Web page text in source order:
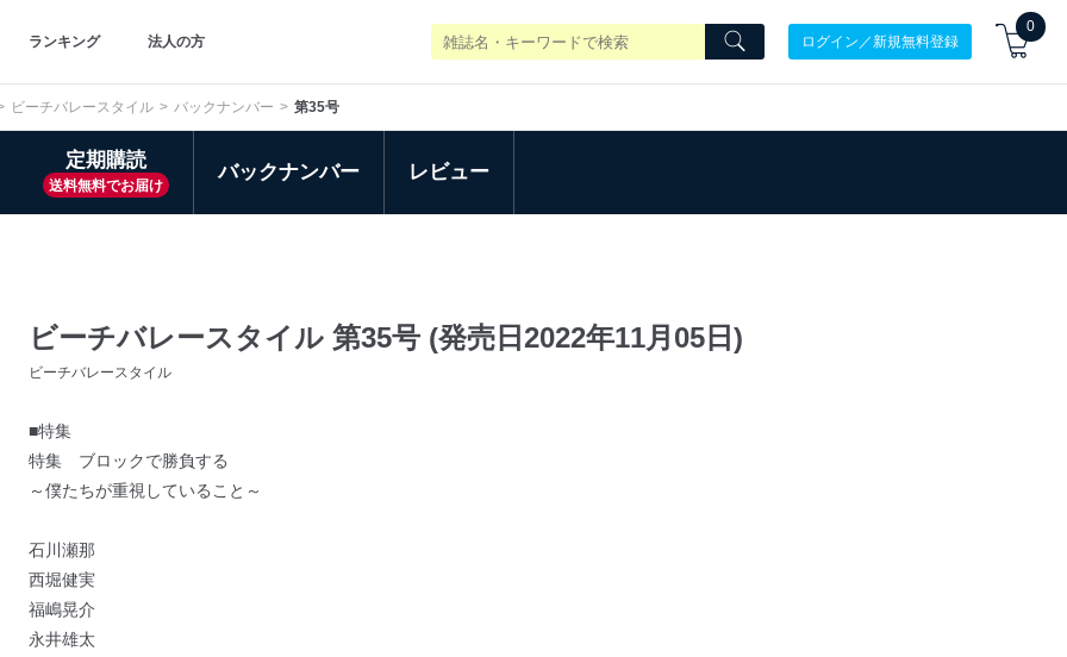
ランキング 法人の方 ログイン／新規無料登録
0
ビーチバレースタイル バックナンバー 第35号
定期購読
送料無料でお届け
バックナンバー レビュー
ビーチバレースタイル 第35号 (発売日2022年11月05日)
ビーチバレースタイル
■特集
特集 ブロックで勝負する
～僕たちが重視していること～
石川瀬那
西堀健実
福嶋晃介
永井雄太